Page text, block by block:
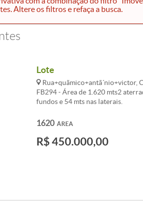
Altere os filtros e refaça a busca.
Lote
Rua+quã­mico+antã´nio+victor,
FB294 - Área de 1.620 mts2
fundos e 54 mts nas laterais.
ÁREA
1620
R$ 450.000,00